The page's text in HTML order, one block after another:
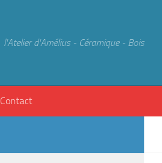
l'Atelier d'Amélius - Céramique - Bois
Contact